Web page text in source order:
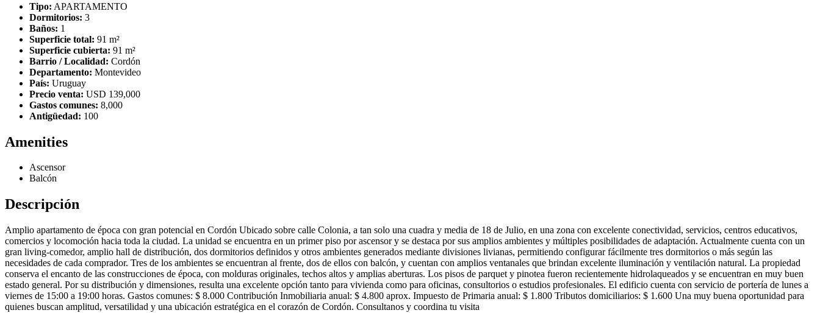
Tipo: APARTAMENTO
Dormitorios: 3
Baños: 1
Superficie total: 91 m²
Superficie cubierta: 91 m²
Barrio / Localidad: Cordón
Departamento: Montevideo
País: Uruguay
Precio venta: USD 139,000
Gastos comunes: 8,000
Antigüedad: 100
Amenities
Ascensor
Balcón
Descripción
Amplio apartamento de época con gran potencial en Cordón Ubicado sobre calle Colonia, a tan solo una cuadra y media de 18 de Julio, en una zona con excelente conectividad, servicios, centros educativos,
comercios y locomoción hacia toda la ciudad. La unidad se encuentra en un primer piso por ascensor y se destaca por sus amplios ambientes y múltiples posibilidades de adaptación. Actualmente cuenta con un
gran living-comedor, amplio hall de distribución, dos dormitorios definidos y otros ambientes generados mediante divisiones livianas, permitiendo configurar fácilmente tres dormitorios o más según las
necesidades de cada comprador. Tres de los ambientes se encuentran al frente, dos de ellos con balcón, y cuentan con amplios ventanales que brindan excelente iluminación y ventilación natural. La propiedad
conserva el encanto de las construcciones de época, con molduras originales, techos altos y amplias aberturas. Los pisos de parquet y pinotea fueron recientemente hidrolaqueados y se encuentran en muy buen
estado general. Por su distribución y dimensiones, resulta una excelente opción tanto para vivienda como para oficinas, consultorios o estudios profesionales. El edificio cuenta con servicio de portería de lunes a
viernes de 15:00 a 19:00 horas. Gastos comunes: $ 8.000 Contribución Inmobiliaria anual: $ 4.800 aprox. Impuesto de Primaria anual: $ 1.800 Tributos domiciliarios: $ 1.600 Una muy buena oportunidad para
quienes buscan amplitud, versatilidad y una ubicación estratégica en el corazón de Cordón. Consultanos y coordina tu visita